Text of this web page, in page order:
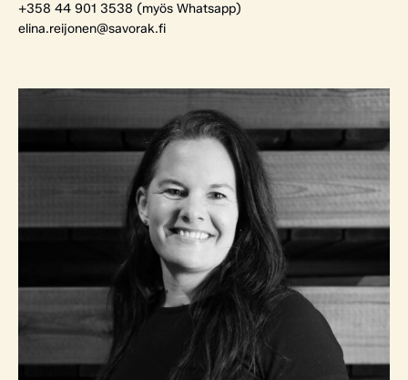
+358 44 901 3538 (myös Whatsapp)
elina.reijonen@savorak.fi